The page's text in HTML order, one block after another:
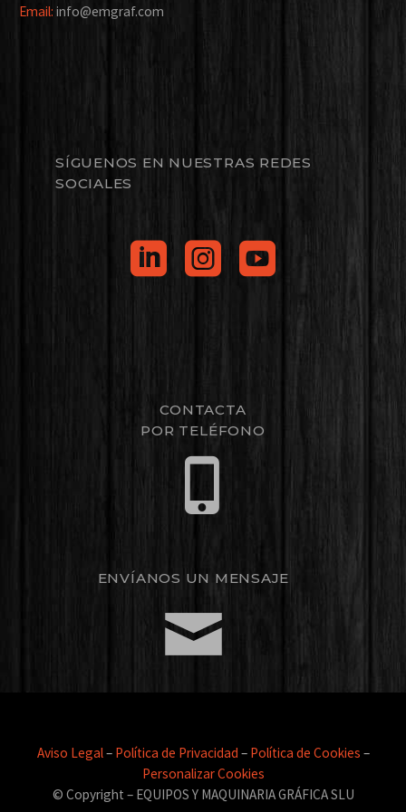
Email: info@emgraf.com
SÍGUENOS EN NUESTRAS REDES
SOCIALES
CONTACTA
POR TELÉFONO
ENVÍANOS UN MENSAJE
Aviso Legal– Política de Privacidad – Política de Cookies –
Personalizar Cookies
© Copyright – EQUIPOS Y MAQUINARIA GRÁFICA SLU